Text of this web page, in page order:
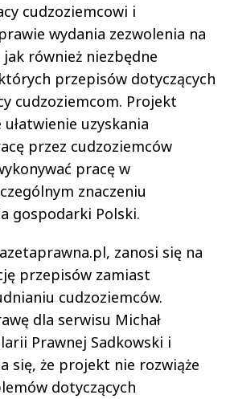
cudzoziemcowi i
wydania zezwolenia na
również niezbędne
przepisów dotyczących
cudzoziemcom. Projekt
uzyskania
przez cudzoziemców
pracę w
znaczeniu
gospodarki Polski.
zanosi się na
przepisów zamiast
cudzoziemców.
dla serwisu Michał
Prawnej Sadkowski i
się, że projekt nie rozwiąże
dotyczących